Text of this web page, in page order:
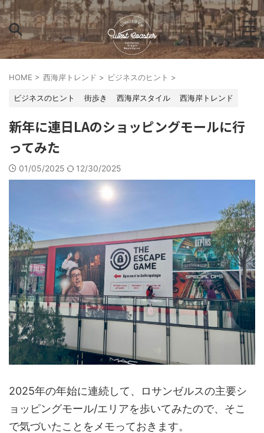
HOME > 西海岸トレンド > ビジネスのヒント >
ビジネスのヒント 街歩き 西海岸スタイル 西海岸トレンド
新年に連日LAのショッピングモールに行
ってみた
01/05/2025 12/30/2025
2025年の年始に連続して、ロサンゼルスの主要シ
ョッピングモール/エリアを歩いてみたので、そこ
で気づいたことをメモっておきます。